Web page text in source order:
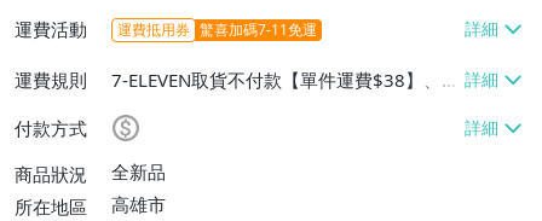
運費活動 運費抵用券 驚喜加碼7-11免運
運費規則
7-ELEVEN取貨不付款【單件運費$38】、郵
局掛號【單件運費$80】、面交/自取/不寄
送【免運費】
付款方式
商品狀況
全新品
所在地區
高雄市